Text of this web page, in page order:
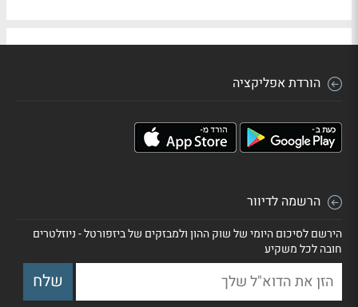
הורדת אפליקציה
הרשמה לדיוור
הירשם לסיכום היומי של שוק ההון ולמבזקים של ביזפורטל - ניוזלטרים
חובה לכל משקיע